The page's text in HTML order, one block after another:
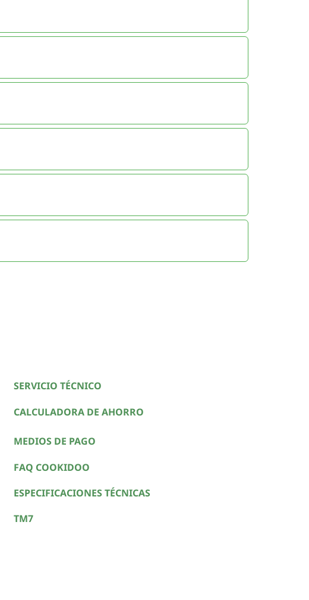
SERVICIO TÉCNICO
CALCULADORA DE AHORRO
MEDIOS DE PAGO
FAQ COOKIDOO
ESPECIFICACIONES TÉCNICAS
TM7